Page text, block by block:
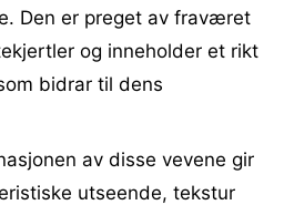
Den er preget av fraværet
og inneholder et rikt
bidrar til dens
av disse vevene gir
utseende, tekstur